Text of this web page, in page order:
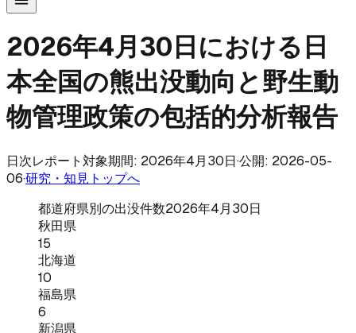
2026年4月30日における日
本全国の熊出没動向と野生動
物管理政策の包括的分析報告
日次レポート 対象期間: 2026年4月30日·公開: 2026-05-
06·研究・知見トップへ
都道府県別の出没件数2026年4月30日
秋田県
15
北海道
10
福島県
6
新潟県